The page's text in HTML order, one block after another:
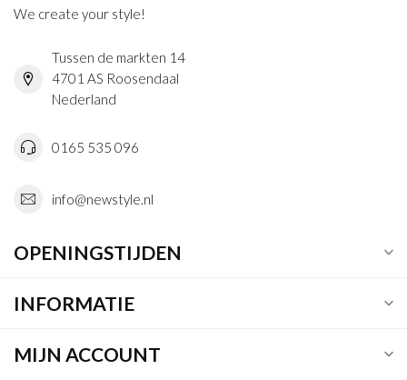
We create your style!
Tussen de markten 14
4701 AS Roosendaal
Nederland
0165 535 096
info@newstyle.nl
OPENINGSTIJDEN
INFORMATIE
MIJN ACCOUNT